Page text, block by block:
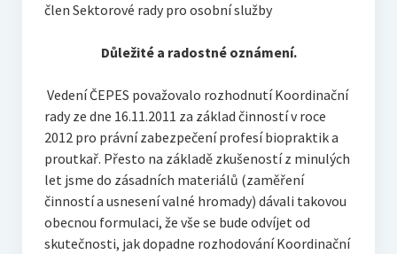
člen Sektorové rady pro osobní služby
Důležité a radostné oznámení.
Vedení ČEPES považovalo rozhodnutí Koordinační
rady ze dne 16.11.2011 za základ činností v roce
2012 pro právní zabezpečení profesí biopraktik a
proutkař. Přesto na základě zkušeností z minulých
let jsme do zásadních materiálů (zaměření
činností a usnesení valné hromady) dávali takovou
obecnou formulaci, že vše se bude odvíjet od
skutečnosti, jak dopadne rozhodování Koordinační